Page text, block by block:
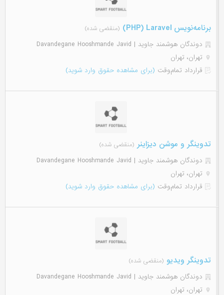
برنامه‌نویس PHP) Laravel) (منقضی شده)
دوندگان هوشمند جاوید | Davandegane Hooshmande Javid
تهران، تهران
قرارداد تمام‌وقت (برای مشاهده حقوق وارد شوید)
تدوینگر و موشن دیزاینر (منقضی شده)
دوندگان هوشمند جاوید | Davandegane Hooshmande Javid
تهران، تهران
قرارداد تمام‌وقت (برای مشاهده حقوق وارد شوید)
تدوینگر ویدیو (منقضی شده)
دوندگان هوشمند جاوید | Davandegane Hooshmande Javid
تهران، تهران